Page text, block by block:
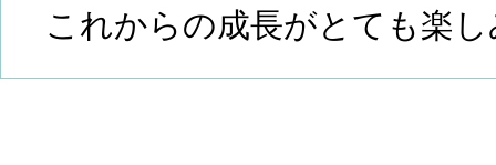
これからの成長がとても楽